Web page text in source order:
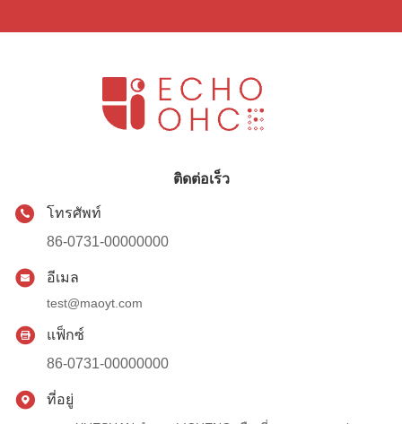
ติดต่อเร็ว
โทรศัพท์
86-0731-00000000
อีเมล
test@maoyt.com
แฟ็กซ์
86-0731-00000000
ที่อยู่